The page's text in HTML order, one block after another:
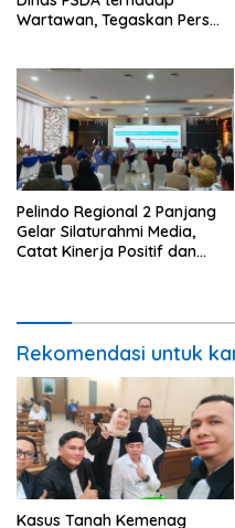
Wartawan, Tegaskan Pers
Pelindo Regional 2 Panjang
Gelar Silaturahmi Media,
Catat Kinerja Positif dan
Rekomendasi untuk
Kasus Tanah Kemenag